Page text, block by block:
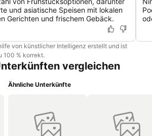
und asiatische Speisen mit lokalen
Gerichten und frischem Gebäck.
von künstlicher Intelligenz erstellt und ist
100 % korrekt.
vergleichen
Ähnliche Unterkünfte